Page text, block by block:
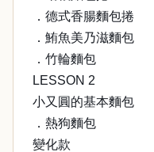
．德式香腸麵包捲
．鮪魚美乃滋麵包
．竹輪麵包
LESSON 2
小又圓的基本麵包
．熱狗麵包
變化款